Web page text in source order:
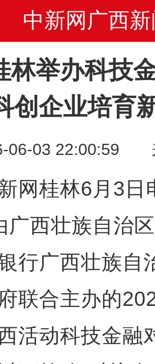
中新网广西新
林举办科技
创企业培育
06-03 22:00:59
桂林6月3日
广西壮族自治
行广西壮族自
联合主办的
活动科技金融